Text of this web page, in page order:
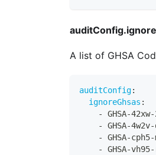
A list of GHSA
auditConfig:
ignoreGhsas :
-
GHSA-42xw-
-
GHSA-4w2v-
-
GHSA-cph5-
-
GHSA-vh95-